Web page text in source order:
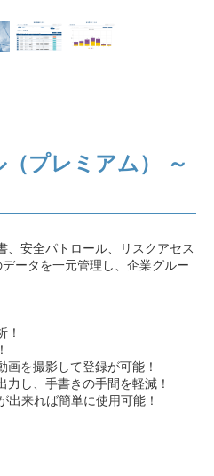
プレミアム） ～
、安全パトロール、リスクアセス
ータを一元管理し、企業グルー
！
画を撮影して登録が可能！
し、手書きの手間を軽減！
出来れば簡単に使用可能！